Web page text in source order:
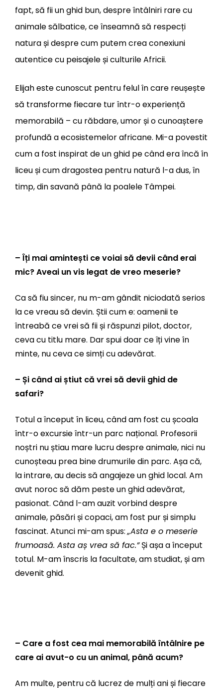
fapt, să fii un ghid bun, despre întâlniri rare cu
animale sălbatice, ce înseamnă să respecți
natura și despre cum putem crea conexiuni
autentice cu peisajele și culturile Africii.
Elijah este cunoscut pentru felul în care reușește
să transforme fiecare tur într-o experiență
memorabilă – cu răbdare, umor și o cunoaștere
profundă a ecosistemelor africane. Mi-a povestit
cum a fost inspirat de un ghid pe când era încă în
liceu și cum dragostea pentru natură l-a dus, în
timp, din savană până la poalele Tâmpei.
– Îți mai amintești ce voiai să devii când erai
mic? Aveai un vis legat de vreo meserie?
Ca să fiu sincer, nu m-am gândit niciodată serios
la ce vreau să devin. Știi cum e: oamenii te
întreabă ce vrei să fii și răspunzi pilot, doctor,
ceva cu titlu mare. Dar spui doar ce îți vine în
minte, nu ceva ce simți cu adevărat.
– Și când ai știut că vrei să devii ghid de
safari?
Totul a început în liceu, când am fost cu școala
într-o excursie într-un parc național. Profesorii
noștri nu știau mare lucru despre animale, nici nu
cunoșteau prea bine drumurile din parc. Așa că,
la intrare, au decis să angajeze un ghid local. Am
avut noroc să dăm peste un ghid adevărat,
pasionat. Când l-am auzit vorbind despre
animale, păsări și copaci, am fost pur și simplu
fascinat. Atunci mi-am spus:„Asta e o meserie
frumoasă. Asta aș vrea să fac.”Și așa a început
totul. M-am înscris la facultate, am studiat, și am
devenit ghid.
– Care a fost cea mai memorabilă întâlnire pe
care ai avut-o cu un animal, până acum?
Am multe, pentru că lucrez de mulți ani și fiecare